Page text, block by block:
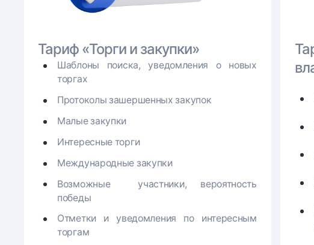
Тариф «Торги и закупки»
Шаблоны поиска, уведомления о новых
торгах
Протоколы зашершенных закупок
Малые закупки
Интересные торги
Международные закупки
Возможные участники, вероятность
победы
Отметки и уведомления по интересным
торгам